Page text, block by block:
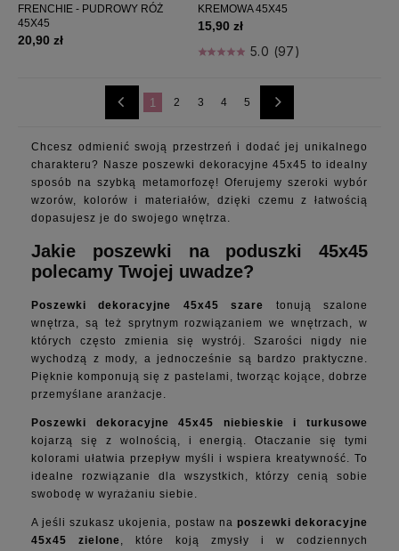
FRENCHIE - PUDROWY RÓŻ
45X45
20,90 zł
KREMOWA 45X45
15,90 zł
5.0 (97)
1 2 3 4 5
Chcesz odmienić swoją przestrzeń i dodać jej unikalnego
charakteru? Nasze poszewki dekoracyjne 45x45 to idealny
sposób na szybką metamorfozę! Oferujemy szeroki wybór
wzorów, kolorów i materiałów, dzięki czemu z łatwością
dopasujesz je do swojego wnętrza.
Jakie poszewki na poduszki 45x45
polecamy Twojej uwadze?
Poszewki dekoracyjne 45x45 szare tonują szalone
wnętrza, są też sprytnym rozwiązaniem we wnętrzach, w
których często zmienia się wystrój. Szarości nigdy nie
wychodzą z mody, a jednocześnie są bardzo praktyczne.
Pięknie komponują się z pastelami, tworząc kojące, dobrze
przemyślane aranżacje.
Poszewki dekoracyjne 45x45 niebieskie i turkusowe
kojarzą się z wolnością, i energią. Otaczanie się tymi
kolorami ułatwia przepływ myśli i wspiera kreatywność. To
idealne rozwiązanie dla wszystkich, którzy cenią sobie
swobodę w wyrażaniu siebie.
A jeśli szukasz ukojenia, postaw na poszewki dekoracyjne
45x45 zielone, które koją zmysły i w codziennych